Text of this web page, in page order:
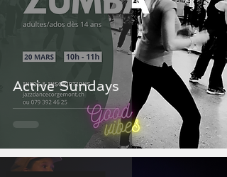
Active Sundays